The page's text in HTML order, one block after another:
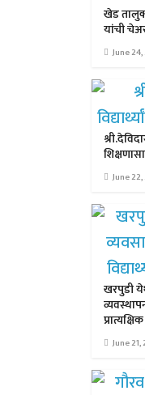
खेड
यांची
June
June
खरपुडी
June